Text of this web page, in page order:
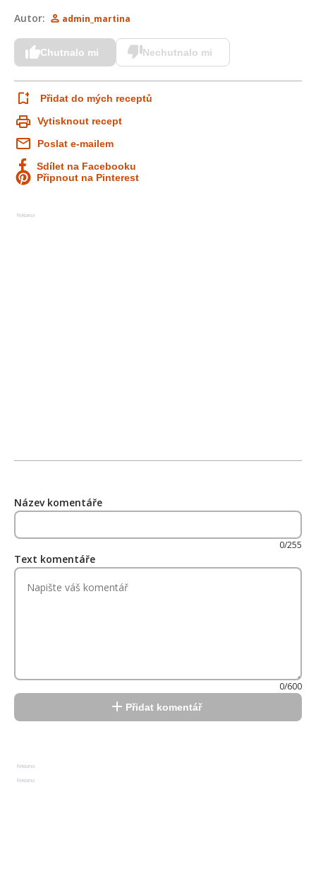
Autor: admin_martina
Chutnalo mi Nechutnalo mi
Přidat do mých receptů
Vytisknout recept
Poslat e-mailem
Sdílet na Facebooku
Připnout na Pinterest
Reklama
Název komentáře
0/255
Text komentáře
0/600
Přidat komentář
Reklama
Reklama